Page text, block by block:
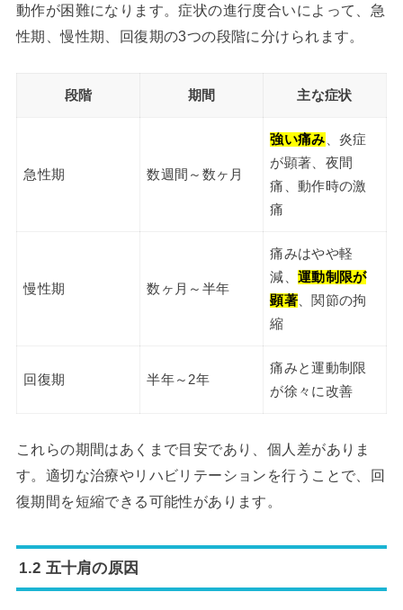
動作が困難になります。症状の進行度合いによって、急
性期、慢性期、回復期の3つの段階に分けられます。
段階 期間 主な症状
急性期 数週間～数ヶ月
強い痛み 、炎症
が顕著、夜間
痛、動作時の激
痛
慢性期 数ヶ月～半年
痛みはやや軽
減、 運動制限が
顕著、関節の拘
縮
回復期 半年～2年
痛みと運動制限
が徐々に改善
これらの期間はあくまで目安であり、個人差がありま
す。適切な治療やリハビリテーションを行うことで、回
復期間を短縮できる可能性があります。
1.2 五十肩の原因